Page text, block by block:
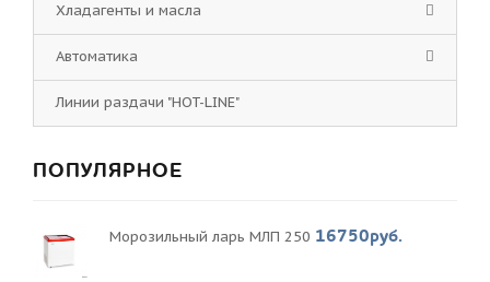
Хладагенты и масла
Автоматика
Линии раздачи "HOT-LINE"
ПОПУЛЯРНОЕ
Морозильный ларь МЛП 250 16750руб.